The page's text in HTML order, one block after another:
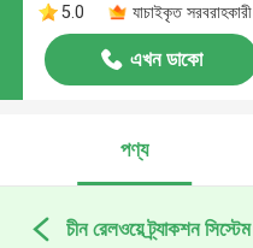
5.0
যাচাইকৃত সরবরাহকারী
এখন ডাকো
পণ্য
চীন রেলওয়ে ট্র্যাকশন সিস্টেম